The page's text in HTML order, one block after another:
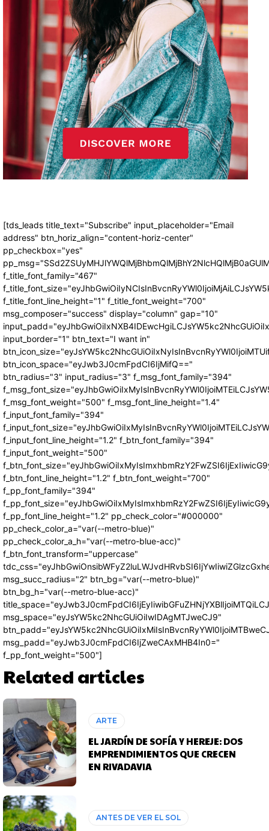
[tds_leads title_text="Subscribe" input_placeholder="Email
address" btn_horiz_align="content-horiz-center"
pp_checkbox="yes"
f_title_font_family="467"
f_title_font_line_height="1" f_title_font_weight="700"
msg_composer="success" display="column" gap="10"
input_border="1" btn_text="I want in"
btn_icon_space="eyJwb3J0cmFpdCI6IjMifQ=="
btn_radius="3" input_radius="3" f_msg_font_family="394"
f_msg_font_weight="500" f_msg_font_line_height="1.4"
f_input_font_family="394"
f_input_font_line_height="1.2" f_btn_font_family="394"
f_input_font_weight="500"
f_btn_font_line_height="1.2" f_btn_font_weight="700"
f_pp_font_family="394"
f_pp_font_line_height="1.2" pp_check_color="#000000"
pp_check_color_a="var(--metro-blue)"
pp_check_color_a_h="var(--metro-blue-acc)"
f_btn_font_transform="uppercase"
msg_succ_radius="2" btn_bg="var(--metro-blue)"
btn_bg_h="var(--metro-blue-acc)"
msg_space="eyJsYW5kc2NhcGUiOiIwIDAgMTJweCJ9"
msg_padd="eyJwb3J0cmFpdCI6IjZweCAxMHB4In0="
f_pp_font_weight="500"]
Related articles
ARTE
EL JARDÍN DE SOFÍA Y HEREJE: DOS
EMPRENDIMIENTOS QUE CRECEN
EN RIVADAVIA
ANTES DE VER EL SOL